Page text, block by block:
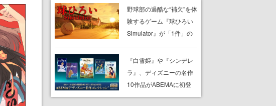
野球部の過酷な“補欠”を体
験するゲーム『球ひろい
Simulator』が「1件」の
にチェコ語に対応しSNS
で話題に。『キングダ
ム・カム』開発元やチェ
『白雪姫』や『シンデレ
ラ』、ディズニーの名作
10作品がABEMAに初登
場。『101匹わんちゃ